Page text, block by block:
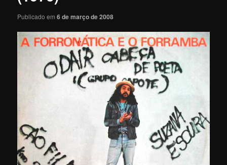
Publicado em6 de março de 2008